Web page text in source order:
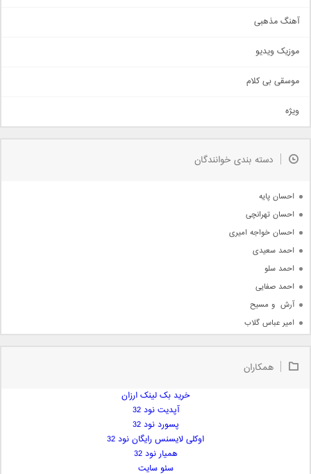
حماسی
سنتی
اهنگ بندرعباسی
دمو
مذهبی
جدیدترین ها
آهنگ مذهبی
موزیک ویدیو
موسقی بی کلام
ویژه
دسته بندی خوانندگان
احسان پایه
احسان تهرانچی
احسان خواجه امیری
احمد سعیدی
احمد سلو
احمد صفایی
آرش  و مسیح
امیر عباس گلاب
امیر علی
همکاران
خرید بک لینک ارزان
آپدیت نود 32
پسورد نود 32
اوکلی لایسنس رایگان نود 32
همیار نود 32
سئو سایت